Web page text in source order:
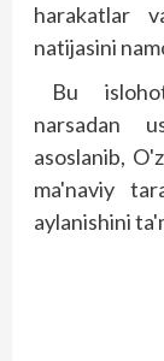
harakatlar
natijasini
Bu
narsadan
asoslanib,
ma'naviy
aylanishini